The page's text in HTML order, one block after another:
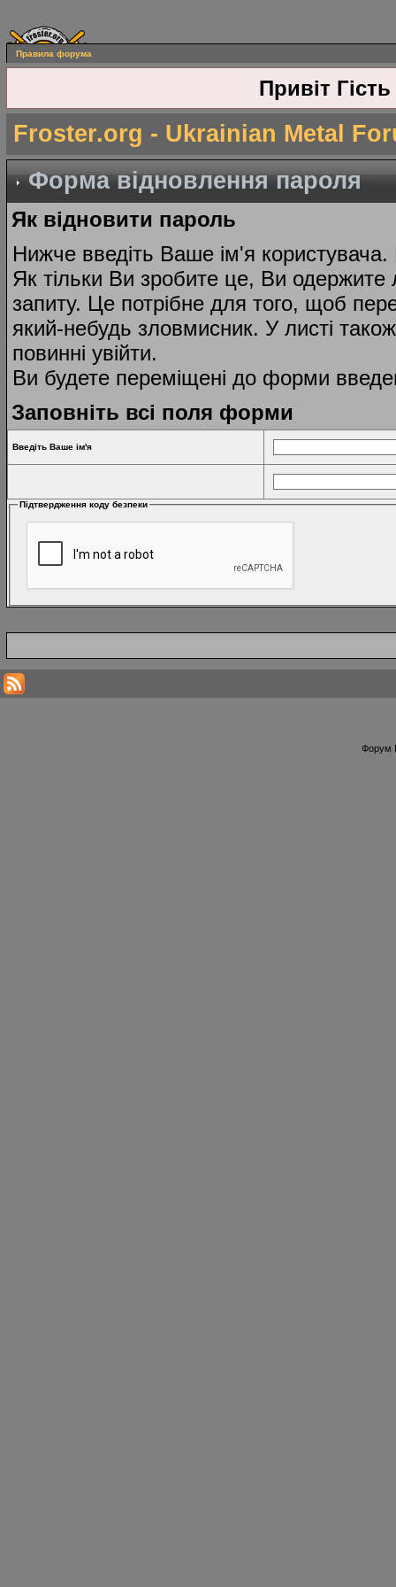
Правила форума
Привіт Гість
Froster.org - Ukrainian Metal
Форма відновлення пароля
Як відновити пароль
Нижче введіть Ваше ім'я
Як тільки Ви зробите це, Ви
запиту. Це потрібне для того, щоб
який-небудь зловмисник. У листі
повинні увійти.
Ви будете переміщені до форми
Заповніть всі поля форми
Введіть Ваше ім'я
Підтвердження коду безпеки
Форум